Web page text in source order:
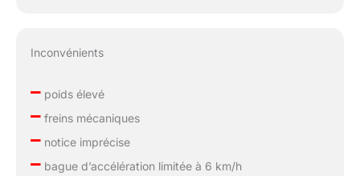
Inconvénients
–poids élevé
–freins mécaniques
–notice imprécise
–bague d’accélération limitée à 6 km/h